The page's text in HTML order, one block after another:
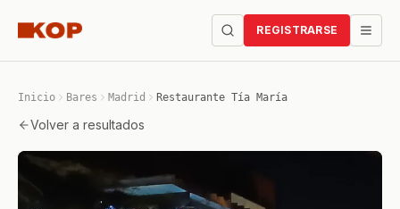
REGISTRARSE
Inicio Bares Madrid Restaurante Tía María
Volver a resultados